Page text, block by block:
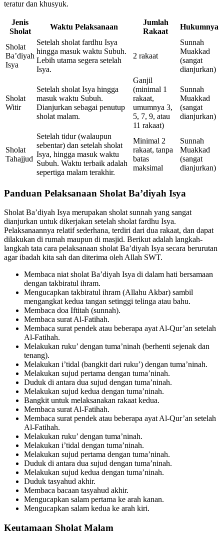
teratur dan khusyuk.
Jenis
Sholat
Waktu Pelaksanaan
Jumlah
Rakaat
Hukumnya
Sholat
Ba’diyah
Isya
Setelah sholat fardhu Isya
hingga masuk waktu Subuh.
Lebih utama segera setelah
Isya.
2 rakaat
Sunnah
Muakkad
(sangat
dianjurkan)
Sholat
Witir
Setelah sholat Isya hingga
masuk waktu Subuh.
Dianjurkan sebagai penutup
sholat malam.
Ganjil
(minimal 1
rakaat,
umumnya 3,
5, 7, 9, atau
11 rakaat)
Sunnah
Muakkad
(sangat
dianjurkan)
Sholat
Tahajjud
Setelah tidur (walaupun
sebentar) dan setelah sholat
Isya, hingga masuk waktu
Subuh. Waktu terbaik adalah
sepertiga malam terakhir.
Minimal 2
rakaat, tanpa
batas
maksimal
Sunnah
Muakkad
(sangat
dianjurkan)
Panduan Pelaksanaan Sholat Ba’diyah Isya
Sholat Ba’diyah Isya merupakan sholat sunnah yang sangat
dianjurkan untuk dikerjakan setelah sholat fardhu Isya.
Pelaksanaannya relatif sederhana, terdiri dari dua rakaat, dan dapat
dilakukan di rumah maupun di masjid. Berikut adalah langkah-
langkah tata cara pelaksanaan sholat Ba’diyah Isya secara berurutan
agar ibadah kita sah dan diterima oleh Allah SWT.
Membaca niat sholat Ba’diyah Isya di dalam hati bersamaan
dengan takbiratul ihram.
Mengucapkan takbiratul ihram (Allahu Akbar) sambil
mengangkat kedua tangan setinggi telinga atau bahu.
Membaca doa Iftitah (sunnah).
Membaca surat Al-Fatihah.
Membaca surat pendek atau beberapa ayat Al-Qur’an setelah
Al-Fatihah.
Melakukan ruku’ dengan tuma’ninah (berhenti sejenak dan
tenang).
Melakukan i’tidal (bangkit dari ruku’) dengan tuma’ninah.
Melakukan sujud pertama dengan tuma’ninah.
Duduk di antara dua sujud dengan tuma’ninah.
Melakukan sujud kedua dengan tuma’ninah.
Bangkit untuk melaksanakan rakaat kedua.
Membaca surat Al-Fatihah.
Membaca surat pendek atau beberapa ayat Al-Qur’an setelah
Al-Fatihah.
Melakukan ruku’ dengan tuma’ninah.
Melakukan i’tidal dengan tuma’ninah.
Melakukan sujud pertama dengan tuma’ninah.
Duduk di antara dua sujud dengan tuma’ninah.
Melakukan sujud kedua dengan tuma’ninah.
Duduk tasyahud akhir.
Membaca bacaan tasyahud akhir.
Mengucapkan salam pertama ke arah kanan.
Mengucapkan salam kedua ke arah kiri.
Keutamaan Sholat Malam